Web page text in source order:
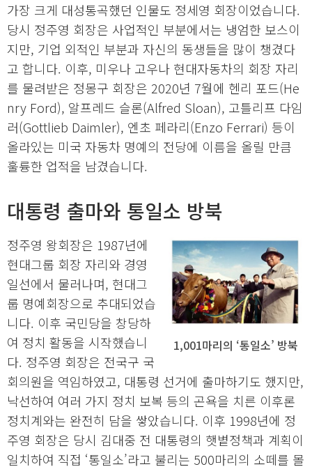
가장 크게 대성통곡했던 인물도 정세영 회장이었습니다.
당시 정주영 회장은 사업적인 부분에서는 냉엄한 보스이
지만, 기업 외적인 부분과 자신의 동생들을 많이 챙겼다
고 합니다. 이후, 미우나 고우나 현대자동차의 회장 자리
를 물려받은 정몽구 회장은 2020년 7월에 헨리 포드(He
nry Ford), 알프레드 슬론(Alfred Sloan), 고틀리프 다임
러(Gottlieb Daimler), 엔초 페라리(Enzo Ferrari) 등이
올라있는 미국 자동차 명예의 전당에 이름을 올릴 만큼
훌륭한 업적을 남겼습니다.
대통령 출마와 통일소 방북
1,001마리의 ‘통일소’ 방북
정주영 왕회장은 1987년에
현대그룹 회장 자리와 경영
일선에서 물러나며, 현대그
룹 명예회장으로 추대되었습
니다. 이후 국민당을 창당하
여 정치 활동을 시작했습니
다. 정주영 회장은 전국구 국
회의원을 역임하였고, 대통령 선거에 출마하기도 했지만,
낙선하여 여러 가지 정치 보복 등의 곤욕을 치른 이후론
정치계와는 완전히 담을 쌓았습니다. 이후 1998년에 정
주영 회장은 당시 김대중 전 대통령의 햇볕정책과 계획이
일치하여 직접 ‘통일소’라고 불리는 500마리의 소떼를 몰